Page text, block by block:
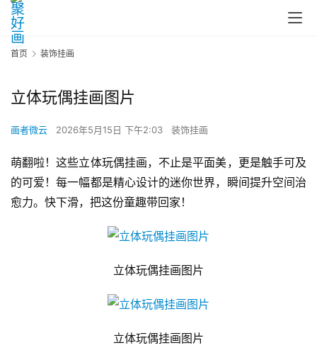
首页 装饰挂画
立体玩偶挂画图片
画者微云 2026年5月15日 下午2:03 装饰挂画
萌翻啦！这些立体玩偶挂画，不止是平面美，更是触手可及
的可爱！每一幅都是精心设计的迷你世界，瞬间提升空间治
愈力。快下滑，把这份童趣带回家！
立体玩偶挂画图片
立体玩偶挂画图片